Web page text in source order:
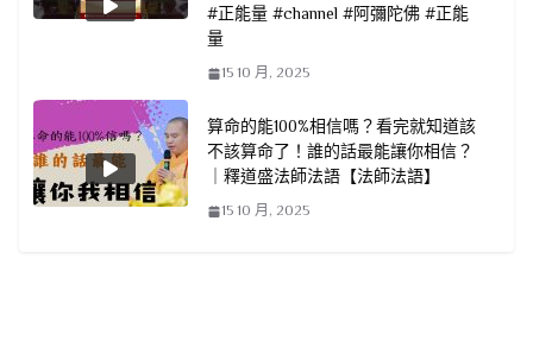
#正能量 #channel #阿彌陀佛 #正能
量
15 10 月, 2025
算命的能100%相信嗎？看完就知道該
不該算命了！誰的話最能讓你相信？
｜釋道盛法師法語【法師法語】
15 10 月, 2025